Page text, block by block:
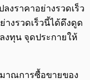
งราคาอย่างรวดเร็ว
างรวดเร็วนี้ได้ดึงดูด
งทุน จุดประกายให้
มาณการซื้อขายของ